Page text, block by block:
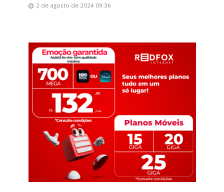
2 de agosto de 2024 09:36